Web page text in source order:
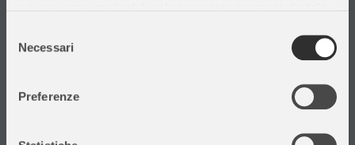
modificare o revocare il proprio consenso in qualsiasi
momento dalla Dichiarazione sui cookie o facendo clic
delNecessari
Preferenze